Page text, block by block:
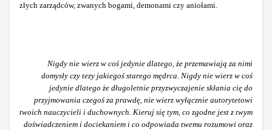
złych zarządców, zwanych bogami, demonami czy aniołami.
Nigdy nie wierz w coś jedynie dlatego, że przemawiają za nimi
domysły czy tezy jakiegoś starego mędrca. Nigdy nie wierz w coś
jedynie dlatego że długoletnie przyzwyczajenie skłania cię do
przyjmowania czegoś za prawdę, nie wierz wyłącznie autorytetowi
twoich nauczycieli i duchownych. Kieruj się tym, co zgodne jest z twym
doświadczeniem i dociekaniem i co odpowiada twemu rozumowi oraz